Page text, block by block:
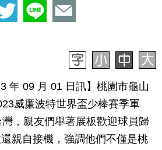
年 09 月 01 日訊】桃園市龜山
威廉波特世界盃少棒賽季軍
，親友們舉著展板歡迎球員歸
親自接機，強調他們不僅是桃